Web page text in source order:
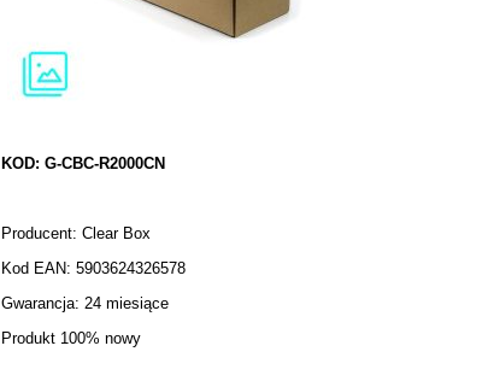
KOD: G-CBC-R2000CN
Producent: Clear Box
Kod EAN: 5903624326578
Gwarancja: 24 miesiące
Produkt 100% nowy